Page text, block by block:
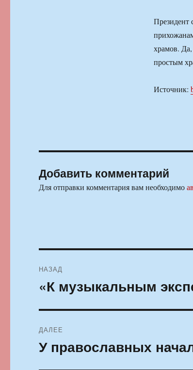
Президент
храмов.
простым
Источник:
Добавить комментарий
Для отправки комментария вам необходимо
по
НАЗАД
Предыдущая
«К музыкальным
ДАЛЕЕ
Следующая
запись:
У православных